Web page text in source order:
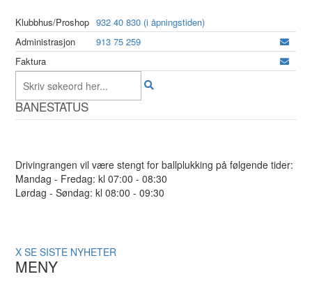
Klubbhus/Proshop 932 40 830 (i åpningstiden)
Administrasjon
913 75 259
Faktura
BANESTATUS
Drivingrangen vil være stengt for ballplukking på følgende tider:
Mandag - Fredag: kl 07:00 - 08:30
Lørdag - Søndag: kl 08:00 - 09:30
X SE SISTE NYHETER
MENY